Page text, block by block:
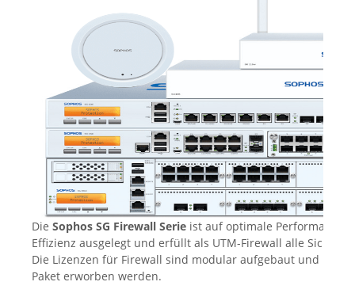
Die Sophos SG Firewall Serie ist auf optimale Performance,
Effizienz ausgelegt und erfüllt als UTM-Firewall alle
Die Lizenzen für Firewall sind modular aufgebaut und
Paket erworben werden.